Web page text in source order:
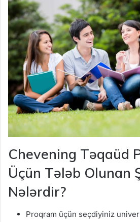
Chevening Təqaüd
Üçün Tələb Olunan
Nələrdir?
Proqram üçün seçdiyiniz